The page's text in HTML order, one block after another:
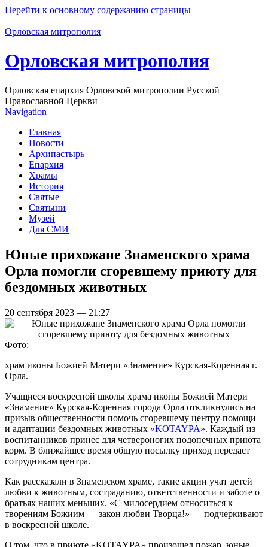
Перейти к основному содержанию страницы
Орловская митрополия
Орловская митрополия
Орловская епархия Орловской митрополии Русской
Православной Церкви
Navigation
Главная
Новости
Архипастырь
Епархия
Храмы
История
Святые
Святыни
Музей
Для СМИ
Юные прихожане Знаменского храма
Орла помогли сгоревшему приюту для
бездомных животных
20 сентября 2023 — 21:27
Фото:
храм иконы Божией Матери «Знамение» Курская-Коренная г.
Орла.
Учащиеся воскресной школы храма иконы Божией Матери
«Знамение» Курская-Коренная города Орла откликнулись на
призыв общественности помочь сгоревшему центру помощи
и адаптации бездомных животных «KOTAYPA». Каждый из
воспитанников принес для четвероногих подопечных приюта
корм. В ближайшее время общую посылку приход передаст
сотрудникам центра.
Как рассказали в Знаменском храме, такие акции учат детей
любви к животным, состраданию, ответственности и заботе о
братьях наших меньших. «С милосердием относиться к
творениям Божиим — закон любви Творца!» — подчеркивают
в воскресной школе.
О том, что в приюте «KOTAYPA» произошел пожар, юные